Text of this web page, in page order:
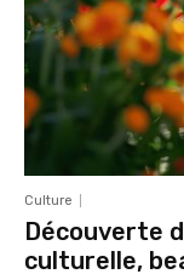
Culture
Découverte
culturelle,